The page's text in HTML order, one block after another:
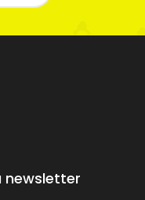
newsletter